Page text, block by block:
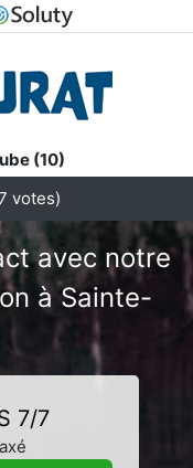
(10)
votes)
avec notre
à Sainte-
7/7